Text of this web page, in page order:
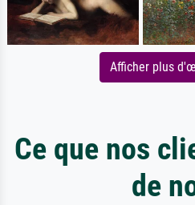
Afficher plus
Ce que nos
de